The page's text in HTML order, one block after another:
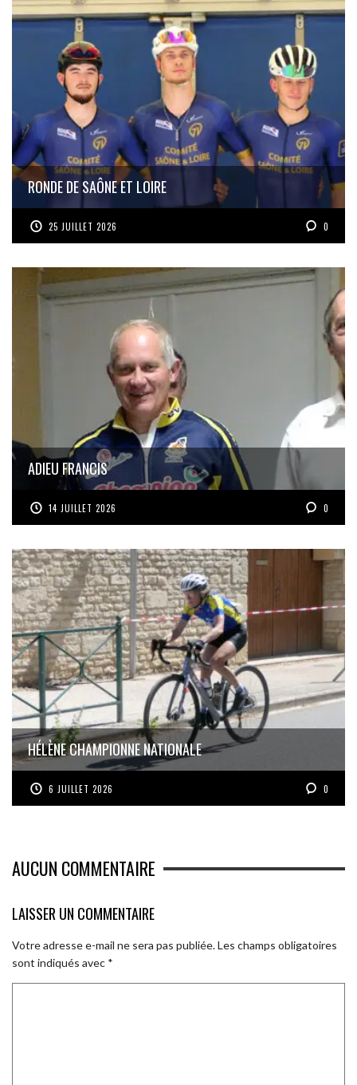
RONDE DE SAÔNE ET LOIRE
25 JUILLET 2026 0
ADIEU FRANCIS
14 JUILLET 2026 0
HÉLÈNE CHAMPIONNE NATIONALE
6 JUILLET 2026 0
AUCUN COMMENTAIRE
LAISSER UN COMMENTAIRE
Votre adresse e-mail ne sera pas publiée.Les champs obligatoires
sont indiqués avec *